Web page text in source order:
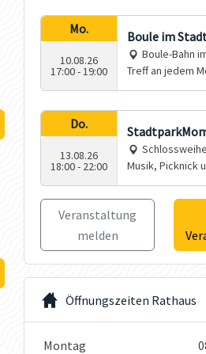
Mo.
10.08.26
17:00-19:00
Boule im
n
Treff an jedem
er. An
Do.
13.08.26
18:00- 22:00
RUME
Musik, Picknick
sfreude
Veranstaltung
melden
Öffnungszeiten Rathaus
Wochentage / Monate
Öffnungszeiten / Hinweise
Montag